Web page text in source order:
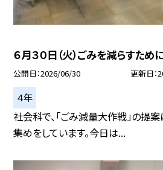
６月３０日（火）ごみを減らすために
公開日 2026/06/30 更新日
４年
社会科で、「ごみ減量大作戦」の提
集めをしています。今日は...